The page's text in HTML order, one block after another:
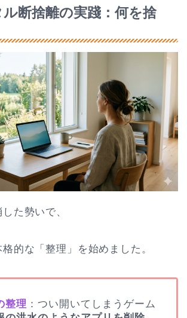
断捨離の実踐：何を捨
た勢いで、
的な「整理」を始めました。
整理 ：つい開いてしまうゲーム